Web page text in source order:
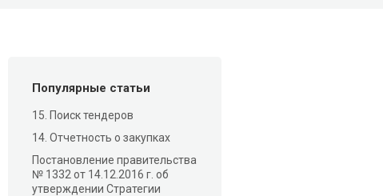
Популярные статьи
15. Поиск тендеров
14. Отчетность о закупках
Постановление правительства
№ 1332 от 14.12.2016 г. об
утверждении Стратегии